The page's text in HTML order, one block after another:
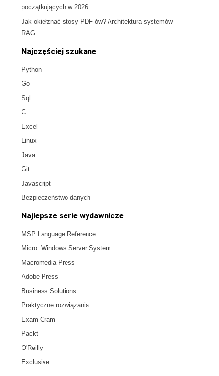
początkujących w 2026
Jak okiełznać stosy PDF-ów? Architektura systemów
RAG
Najczęściej szukane
Python
Go
Sql
C
Excel
Linux
Java
Git
Javascript
Bezpieczeństwo danych
Najlepsze serie wydawnicze
MSP Language Reference
Micro. Windows Server System
Macromedia Press
Adobe Press
Business Solutions
Praktyczne rozwiązania
Exam Cram
Packt
O'Reilly
Exclusive